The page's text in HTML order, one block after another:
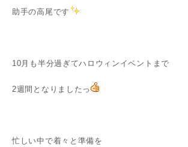
助手の高尾です
10月も半分過ぎてハロウィンイベントまで
2週間となりましたっ
忙しい中で着々と準備を